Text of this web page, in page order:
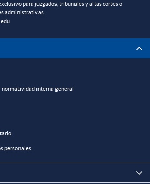
para juzgados, tribunales y altas cortes o
administrativas:
interna general
personales
